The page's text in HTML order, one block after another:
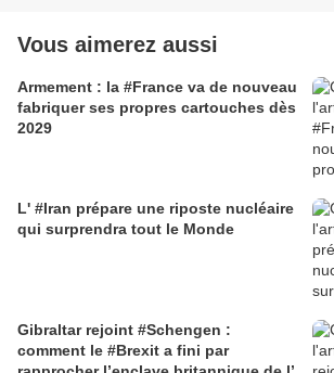
Vous aimerez aussi
Armement : la #France va de nouveau
fabriquer ses propres cartouches dès
2029
L' #Iran prépare une riposte nucléaire
qui surprendra tout le Monde
Gibraltar rejoint #Schengen :
comment le #Brexit a fini par